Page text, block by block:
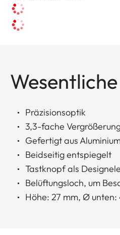
Präzisionsoptik
3,3-fache
Gefertigt aus
Beidseitig entspiegelt
Tastknopf als
Belüftungsloch, um
Höhe: 27 mm, Ø